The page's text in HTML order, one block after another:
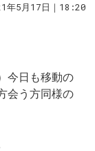
年5月17日｜18:20
今日も移動の
会う方同様の